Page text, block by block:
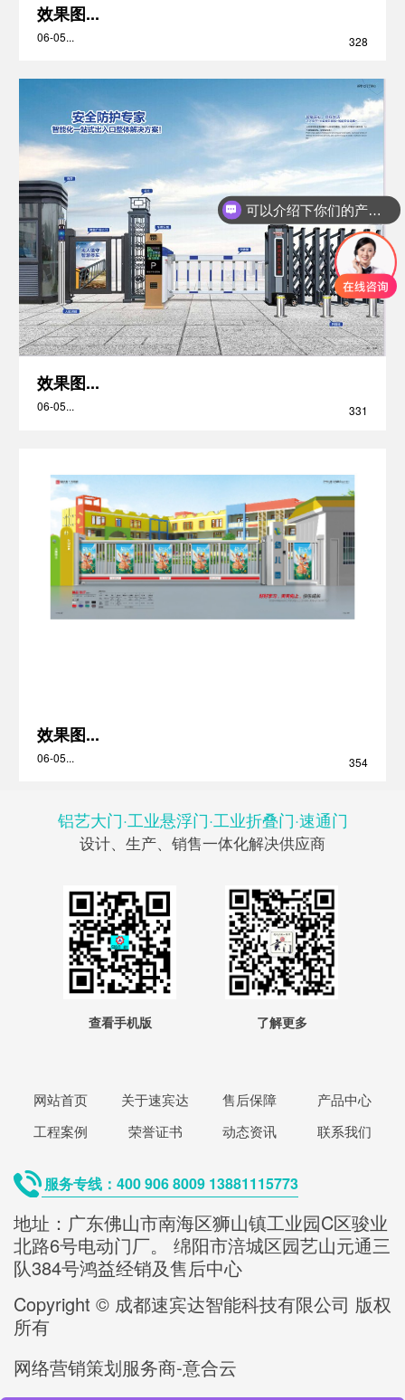
效果图...
06-05... 328
效果图...
06-05... 331
效果图...
06-05... 354
铝艺大门·工业悬浮门·工业折叠门·速通门
设计、生产、销售一体化解决供应商
查看手机版 了解更多
网站首页 关于速宾达 售后保障
产品中心
工程案例
荣誉证书 动态资讯 联系我们
服务专线：400 906 8009 13881115773
地址：广东佛山市南海区狮山镇工业园C区骏业
北路6号电动门厂。 绵阳市涪城区园艺山元通三
队384号鸿益经销及售后中心
Copyright © 成都速宾达智能科技有限公司 版权
所有
网络营销策划服务商-意合云
可以介绍下你们的产品么